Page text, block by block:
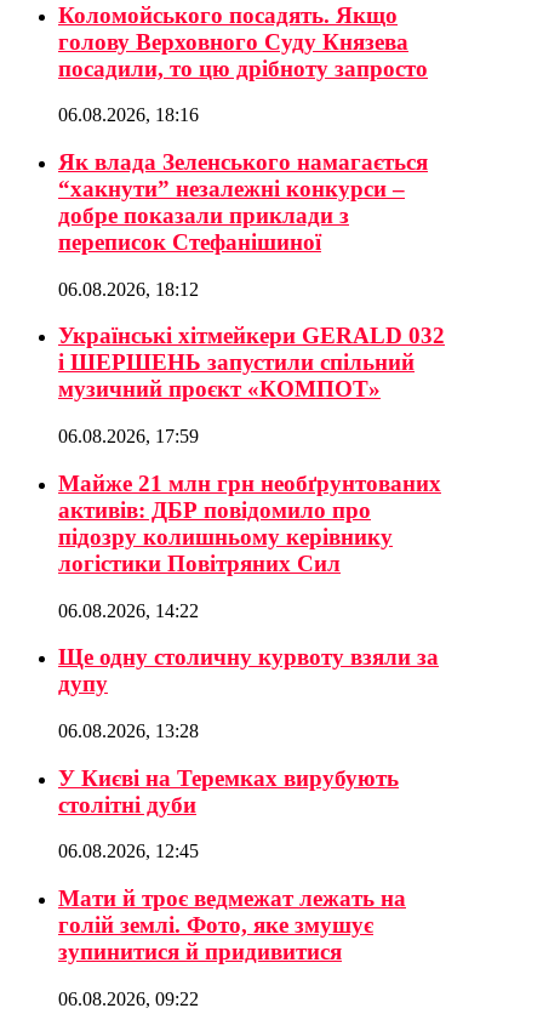
Коломойського посадять. Якщо
голову Верховного Суду Князева
посадили, то цю дрібноту запросто
06.08.2026, 18:16
Як влада Зеленського намагається
“хакнути” незалежні конкурси –
добре показали приклади з
переписок Стефанішиної
06.08.2026, 18:12
Українські хітмейкери GERALD 032
і ШЕРШЕНЬ запустили спільний
музичний проєкт «КОМПОТ»
06.08.2026, 17:59
Майже 21 млн грн необґрунтованих
активів: ДБР повідомило про
підозру колишньому керівнику
логістики Повітряних Сил
06.08.2026, 14:22
Ще одну столичну курвоту взяли за
дупу
06.08.2026, 13:28
У Києві на Теремках вирубують
столітні дуби
06.08.2026, 12:45
Мати й троє ведмежат лежать на
голій землі. Фото, яке змушує
зупинитися й придивитися
06.08.2026, 09:22